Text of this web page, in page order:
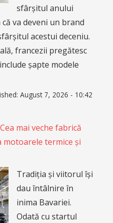
sfârșitul anului
va deveni un brand
acestui deceniu.
francezii pregătesc
șapte modele
August 7, 2026 - 10:42
mai veche fabrică
termice și
Tradiția și viitorul își
dau întâlnire în
inima Bavariei.
Odată cu startul